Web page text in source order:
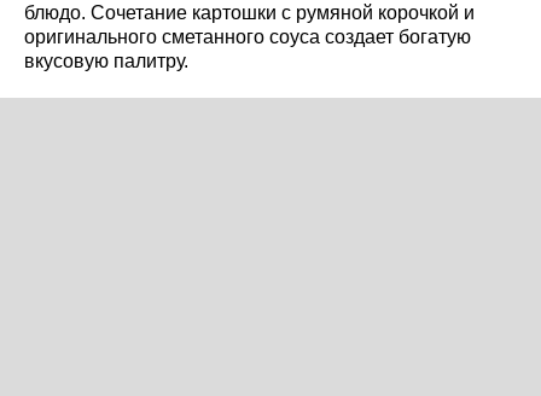
блюдо. Сочетание картошки с румяной корочкой и
оригинального сметанного соуса создает богатую
вкусовую палитру.